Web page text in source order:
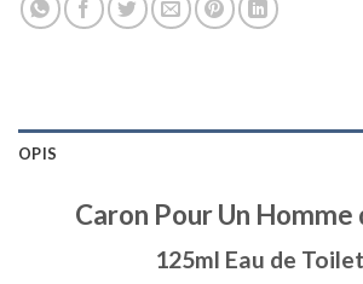
OPIS
Caron Pour Un Homme
125ml Eau de